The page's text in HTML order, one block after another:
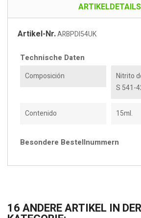
ARTIKELDETAILS
Artikel-Nr.ARBPDI54UK
Technische Daten
Composición
Nitrito
S 541-
Contenido 15ml.
Besondere Bestellnummern
16 ANDERE ARTIKEL IN